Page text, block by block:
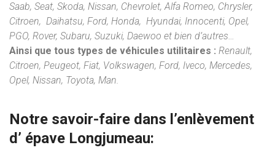
Saab, Seat, Skoda, Nissan, Chevrolet, Alfa Romeo, Chrysler,
Citroen, Daihatsu, Ford, Honda, Hyundai, Innocenti, Opel,
PGO, Rover, Subaru, Suzuki, Daewoo et bien d’autres…
Ainsi que tous types de véhicules utilitaires : Renault,
Citroen, Peugeot, Fiat, Volkswagen, Ford, Iveco, Mercedes,
Opel, Nissan, Toyota, Man.
Notre savoir-faire dans l’enlèvement
d’ épave Longjumeau: